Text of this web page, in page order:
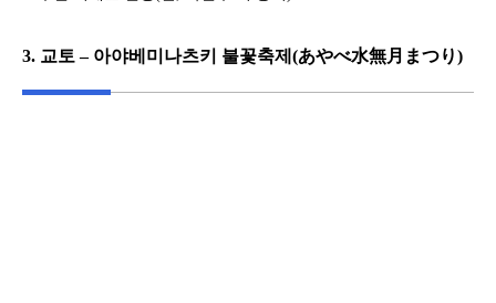
3. 교토 – 아야베미나츠키 불꽃축제(あやべ水無月まつり)